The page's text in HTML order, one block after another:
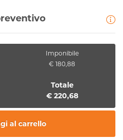
Imponibile
€ 180,88
Totale
€ 220,68
al carrello